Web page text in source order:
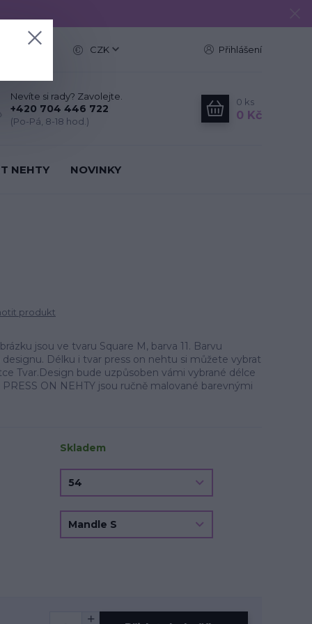
CZK Přihlášení
Nevíte si rady? Zavolejte.
+420 704 446 722
(Po-Pá, 8-18 hod.)
0 ks
0 Kč
NEHTY NOVINKY
produkt
jsou ve tvaru Square M, barva 11. Barvu
Délku i tvar press on nehtu si můžete vybrat
Tvar.Design bude uzpůsoben vámi vybrané délce
ON NEHTY jsou ručně malované barevnými
Skladem